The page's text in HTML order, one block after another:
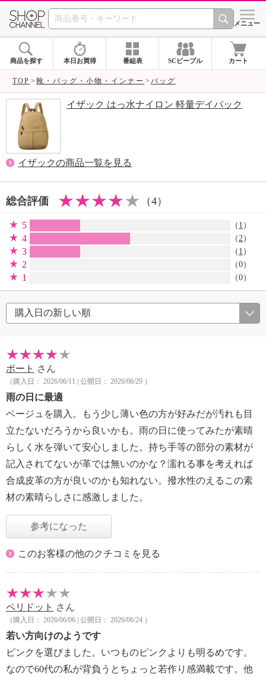
SHOP CHANNEL シメニュー
商品を探す 本日お買得 番組表 SCピープル カート
TOP 靴・バッグ・小物・インナー バッグ
イザック はっ水ナイロン 軽量デイパック
イザックの商品一覧を見る
総合評価 （4）
5 （ 1 ）
4 （2）
3 （ 1 ）
2 （0）
1 （0）
ポート さん
（購入日： 2026/06/11 | 公開日： 2026/06/29 ）
雨の日に最適
ベージュを購入。もう少し薄い色の方が好みだが汚れも目
立たないだろうから良いかも。雨の日に使ってみたが素晴
らしく水を弾いて安心しました。持ち手等の部分の素材が
記入されてないが革では無いのかな？濡れる事を考えれば
合成皮革の方が良いのかも知れない。撥水性のえるこの素
材の素晴らしさに感激しました。
参考になった
このお客様の他のクチコミを見る
ペリドット さん
（購入日： 2026/06/06 | 公開日： 2026/06/24 ）
若い方向けのようです
ピンクを選びました。いつものピンクよりも明るめです。
なので60代の私が背負うとちょっと若作り感満載です。他